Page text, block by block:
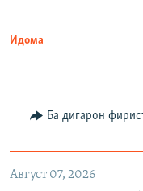
Идома
Ба дигарон
Август 07, 2026